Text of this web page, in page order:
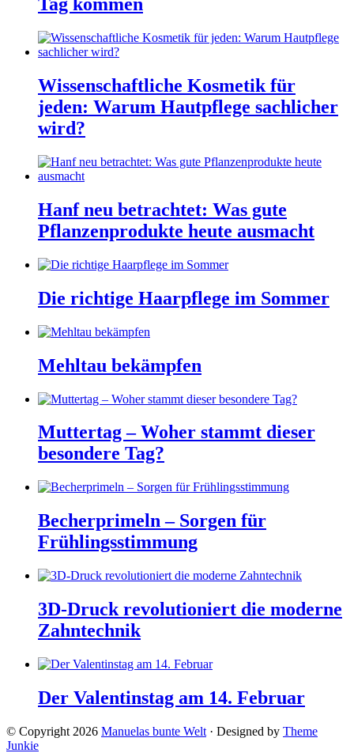
Tag kommen
Wissenschaftliche Kosmetik für
jeden: Warum Hautpflege sachlicher
wird?
Hanf neu betrachtet: Was gute
Pflanzenprodukte heute ausmacht
Die richtige Haarpflege im Sommer
Mehltau bekämpfen
Muttertag – Woher stammt dieser
besondere Tag?
Becherprimeln – Sorgen für
Frühlingsstimmung
3D-Druck revolutioniert die moderne
Zahntechnik
Der Valentinstag am 14. Februar
© Copyright 2026 Manuelas bunte Welt · Designed by Theme
Junkie